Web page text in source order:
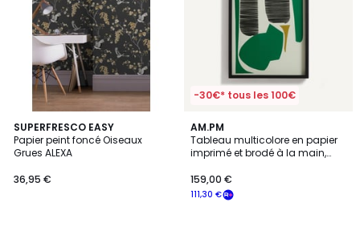
SUPERFRESCO EASY
Papier peint foncé Oiseaux
Grues ALEXA
36,95 €
-30€* tous les 100€
AM.PM
Tableau multicolore en papier
imprimé et brodé à la main,
111,30 €
159,00 €